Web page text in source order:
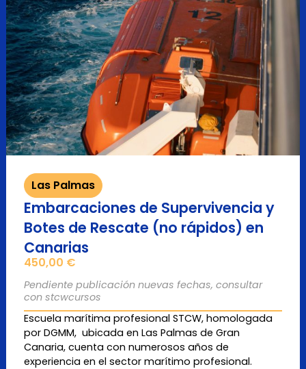
Las Palmas
Embarcaciones de Supervivencia y
Botes de Rescate (no rápidos) en
Canarias
450,00 €
Pendiente publicación nuevas fechas, consultar
con stcwcursos
Escuela marítima profesional STCW, homologada
por DGMM, ubicada en Las Palmas de Gran
Canaria, cuenta con numerosos años de
experiencia en el sector marítimo profesional.